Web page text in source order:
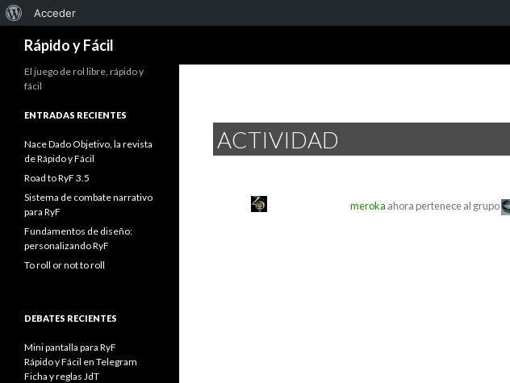
Acerca
de
Acceder
Rápido y Fácil
ACTIVIDAD
meroka ahora pertenece al grupo
El juego de rol libre, rápido y
fácil
ENTRADAS RECIENTES
Nace Dado Objetivo, la revista
de Rápido y Fácil
Road to RyF 3.5
Sistema de combate narrativo
para RyF
Fundamentos de diseño:
personalizando RyF
To roll or not to roll
DEBATES RECIENTES
Mini pantalla para RyF
Rápido y Fácil en Telegram
Ficha y reglas JdT